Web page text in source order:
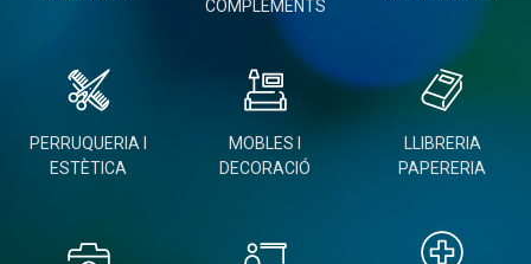
COMPLEMENTS
PERRUQUERIA I
ESTÈTICA
MOBLES I
DECORACIÓ
LLIBRERIA
PAPERERIA